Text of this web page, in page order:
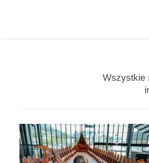
Wszystkie